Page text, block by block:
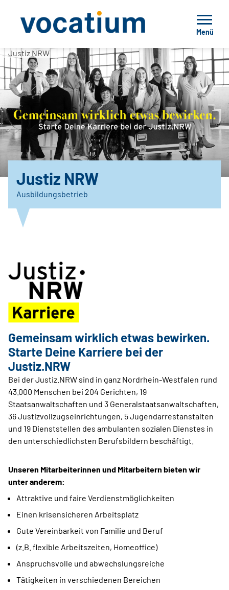
Menü
Justiz NRW
Justiz NRW
Ausbildungsbetrieb
Gemeinsam wirklich etwas bewirken.
Starte Deine Karriere bei der
Justiz.NRW
Bei der Justiz.NRW sind in ganz Nordrhein-Westfalen rund
43.000 Menschen bei 204 Gerichten, 19
Staatsanwaltschaften und 3 Generalstaatsanwaltschaften,
36 Justizvollzugseinrichtungen, 5 Jugendarrestanstalten
und 19 Dienststellen des ambulanten sozialen Dienstes in
den unterschiedlichsten Berufsbildern beschäftigt.
Unseren Mitarbeiterinnen und Mitarbeitern bieten wir
unter anderem:
Attraktive und faire Verdienstmöglichkeiten
Einen krisensicheren Arbeitsplatz
Gute Vereinbarkeit von Familie und Beruf
(z.B. flexible Arbeitszeiten, Homeoffice)
Anspruchsvolle und abwechslungsreiche
Tätigkeiten in verschiedenen Bereichen